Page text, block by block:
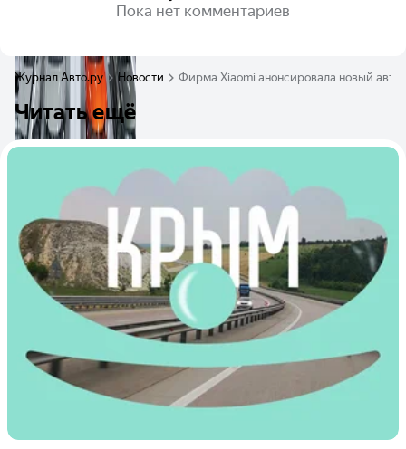
Пока нет комментариев
Журнал Авто.ру Новости Фирма Xiaomi анонсировала новый
Читать ещё